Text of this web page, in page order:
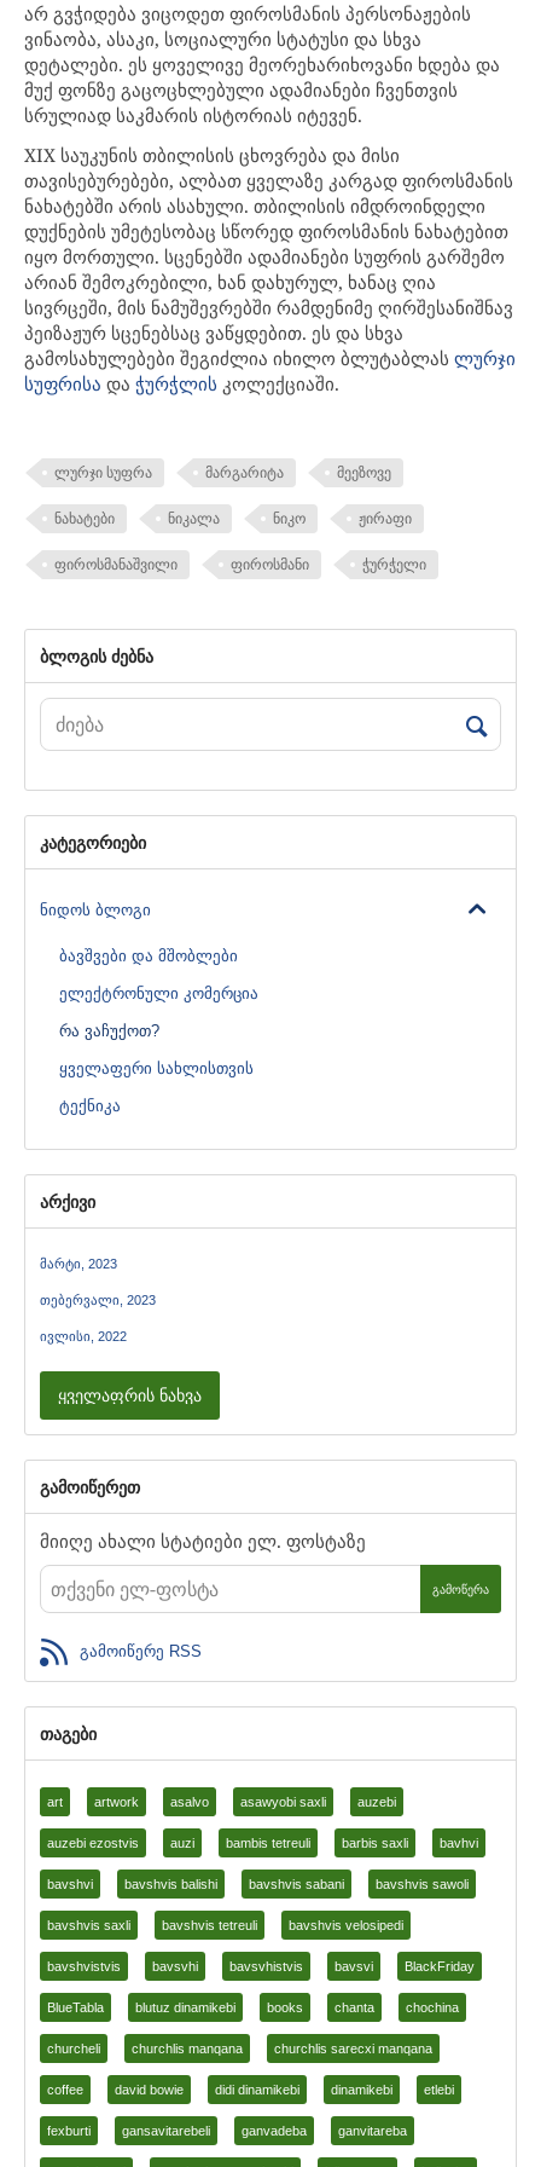
არ გვჭიდება ვიცოდეთ ფიროსმანის პერსონაჟების
ვინაობა, ასაკი, სოციალური სტატუსი და სხვა
დეტალები. ეს ყოველივე მეორეხარიხოვანი ხდება და
მუქ ფონზე გაცოცხლებული ადამიანები ჩვენთვის
სრულიად საკმარის ისტორიას იტევენ.
XIX საუკუნის თბილისის ცხოვრება და მისი
თავისებურებები, ალბათ ყველაზე კარგად ფიროსმანის
ნახატებში არის ასახული. თბილისის იმდროინდელი
დუქნების უმეტესობაც სწორედ ფიროსმანის ნახატებით
იყო მორთული. სცენებში ადამიანები სუფრის გარშემო
არიან შემოკრებილი, ხან დახურულ, ხანაც ღია
სივრცეში, მის ნამუშევრებში რამდენიმე ღირშესანიშნავ
პეიზაჟურ სცენებსაც ვაწყდებით. ეს და სხვა
გამოსახულებები შეგიძლია იხილო ბლუტაბლას ლურჯი
სუფრისა და ჭურჭლის კოლექციაში.
ლურჯი სუფრა მარგარიტა მეეზოვე
ნახატები ნიკალა ნიკო ჟირაფი
ფიროსმანაშვილი ფიროსმანი ჭურჭელი
ბლოგის ძებნა
კატეგორიები
ნიდოს ბლოგი
ბავშვები და მშობლები
ელექტრონული კომერცია
რა ვაჩუქოთ?
ყველაფერი სახლისთვის
ტექნიკა
არქივი
მარტი, 2023
თებერვალი, 2023
ივლისი, 2022
ყველაფრის ნახვა
გამოიწერეთ
მიიღე ახალი სტატიები ელ. ფოსტაზე
ᲒᲐᲛᲝᲬᲔᲠᲐ
გამოიწერე RSS
თაგები
art artwork asalvo asawyobi saxli auzebi
auzebi ezostvis auzi bambis tetreuli barbis saxli bavhvi
bavshvi bavshvis balishi bavshvis sabani bavshvis sawoli
bavshvis saxli bavshvis tetreuli bavshvis velosipedi
bavshvistvis bavsvhi bavsvhistvis bavsvi BlackFriday
BlueTabla blutuz dinamikebi books chanta chochina
churcheli churchlis manqana churchlis sarecxi manqana
coffee david bowie didi dinamikebi dinamikebi etlebi
fexburti gansavitarebeli ganvadeba ganvitareba